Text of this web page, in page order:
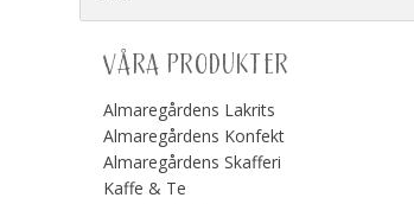
VÅRA PRODUKTER
Almaregårdens Lakrits
Almaregårdens Konfekt
Almaregårdens Skafferi
Kaffe & Te